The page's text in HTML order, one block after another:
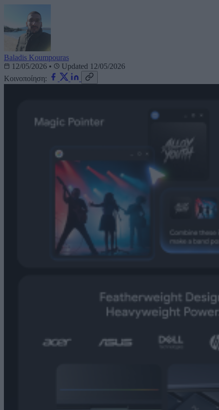
Baladis Koumpouras
12/05/2026 •
Updated 12/05/2026
Κοινοποίηση: